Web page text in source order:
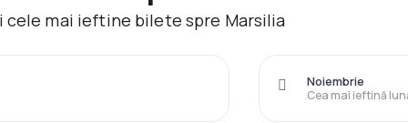
mai ieftine bilete spre Marsilia
Cea mai ieftină
Noiembrie